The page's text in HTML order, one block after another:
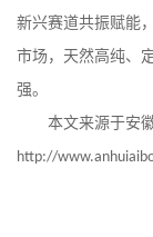
新兴赛道共振赋能
市场，天然高纯、
强。
本文来源于安
http://